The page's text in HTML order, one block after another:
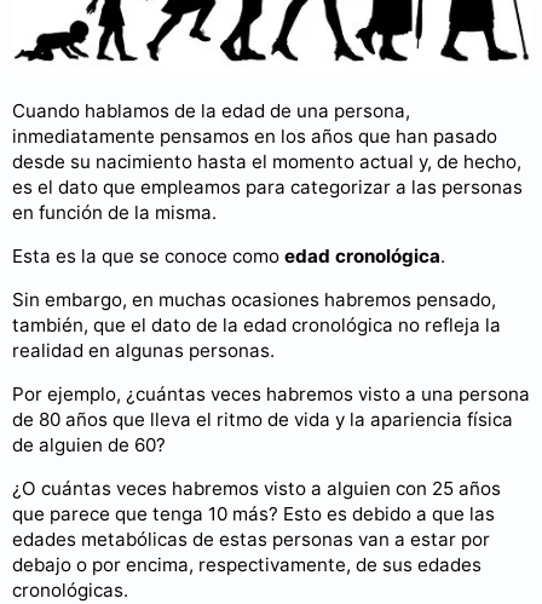
Cuando hablamos de la edad de una persona,
inmediatamente pensamos en los años que han pasado
desde su nacimiento hasta el momento actual y, de hecho,
es el dato que empleamos para categorizar a las personas
en función de la misma.
Esta es la que se conoce como edad cronológica.
Sin embargo, en muchas ocasiones habremos pensado,
también, que el dato de la edad cronológica no refleja la
realidad en algunas personas.
Por ejemplo, ¿cuántas veces habremos visto a una persona
de 80 años que lleva el ritmo de vida y la apariencia física
de alguien de 60?
¿O cuántas veces habremos visto a alguien con 25 años
que parece que tenga 10 más? Esto es debido a que las
edades metabólicas de estas personas van a estar por
debajo o por encima, respectivamente, de sus edades
cronológicas.